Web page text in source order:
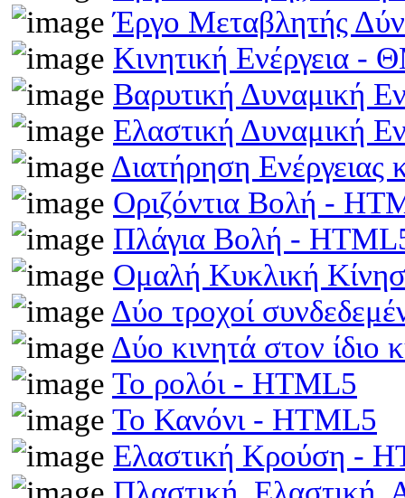
Έργο Μεταβλητής
Κινητική Ενέργεια
Βαρυτική Δυναμική
Ελαστική Δυναμική
Διατήρηση
Οριζόντια Βολή -
Πλάγια Βολή -
Ομαλή Κυκλική
Δύο τροχοί
Δύο κινητά στον
Το ρολόι - HTML5
Το Κανόνι - HTML5
Ελαστική Κρούση -